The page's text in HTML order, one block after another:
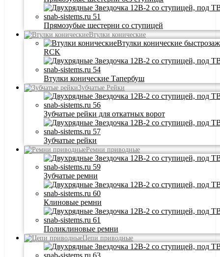
Прямозубые шестерни со ступицей
Втулки конические
Втулки конические
RCK
Втулки конические Тапербуш
Зубчатые Рейки
Зубчатые рейки для откатных ворот
Зубчатые рейки
Ремни приводные
Зубчатые ремни
Клиновые ремни
Поликлиновые ремни
Цепи приводные